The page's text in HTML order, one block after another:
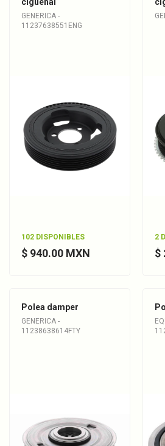
GENERICA -
11237638551ENG
102 DISPONIBLES
$ 940.00 MXN
2
$
Polea damper
GENERICA -
11238638614FTY